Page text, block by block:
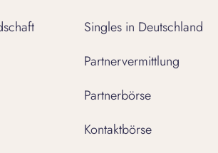
Singles in Deutschland
Partnervermittlung
Partnerbörse
Kontaktbörse